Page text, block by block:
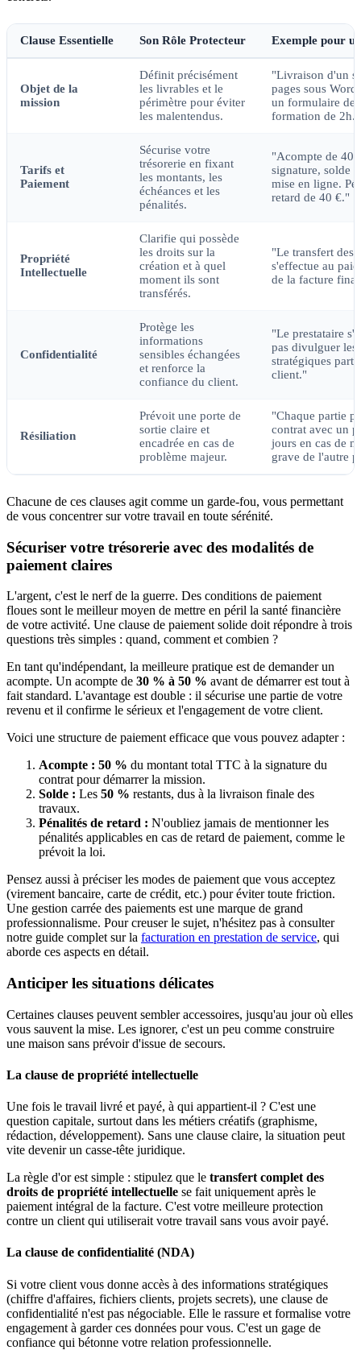
Clause Essentielle Son Rôle Protecteur Exemple pour
Objet de la
mission
Définit précisément
les livrables et le
périmètre pour éviter
les malentendus.
"Livraison d'un
pages sous
un formulaire de
formation de 2h."
Tarifs et
Paiement
Sécurise votre
trésorerie en fixant
les montants, les
échéances et les
pénalités.
"Acompte de
signature, solde
mise en ligne.
retard de 40 €."
Propriété
Intellectuelle
Clarifie qui possède
les droits sur la
création et à quel
moment ils sont
transférés.
"Le transfert des
s'effectue au
de la facture
Confidentialité
Protège les
informations
sensibles échangées
et renforce la
confiance du client.
"Le prestataire
pas divulguer
stratégiques
client."
Résiliation
Prévoit une porte de
sortie claire et
encadrée en cas de
problème majeur.
"Chaque partie
contrat avec un
jours en cas de
grave de l'autre
Chacune de ces clauses agit comme un garde-fou, vous permettant
de vous concentrer sur votre travail en toute sérénité.
Sécuriser votre trésorerie avec des modalités de
paiement claires
L'argent, c'est le nerf de la guerre. Des conditions de paiement
floues sont le meilleur moyen de mettre en péril la santé financière
de votre activité. Une clause de paiement solide doit répondre à trois
questions très simples : quand, comment et combien ?
En tant qu'indépendant, la meilleure pratique est de demander un
acompte. Un acompte de 30 % à 50 % avant de démarrer est tout à
fait standard. L'avantage est double : il sécurise une partie de votre
revenu et il confirme le sérieux et l'engagement de votre client.
Voici une structure de paiement efficace que vous pouvez adapter :
Acompte : 50 % du montant total TTC à la signature du
contrat pour démarrer la mission.
Solde : Les 50 % restants, dus à la livraison finale des
travaux.
Pénalités de retard : N'oubliez jamais de mentionner les
pénalités applicables en cas de retard de paiement, comme le
prévoit la loi.
Pensez aussi à préciser les modes de paiement que vous acceptez
(virement bancaire, carte de crédit, etc.) pour éviter toute friction.
Une gestion carrée des paiements est une marque de grand
professionnalisme. Pour creuser le sujet, n'hésitez pas à consulter
notre guide complet sur la facturation en prestation de service, qui
aborde ces aspects en détail.
Anticiper les situations délicates
Certaines clauses peuvent sembler accessoires, jusqu'au jour où elles
vous sauvent la mise. Les ignorer, c'est un peu comme construire
une maison sans prévoir d'issue de secours.
La clause de propriété intellectuelle
Une fois le travail livré et payé, à qui appartient-il ? C'est une
question capitale, surtout dans les métiers créatifs (graphisme,
rédaction, développement). Sans une clause claire, la situation peut
vite devenir un casse-tête juridique.
La règle d'or est simple : stipulez que le transfert complet des
droits de propriété intellectuelle se fait uniquement après le
paiement intégral de la facture. C'est votre meilleure protection
contre un client qui utiliserait votre travail sans vous avoir payé.
La clause de confidentialité (NDA)
Si votre client vous donne accès à des informations stratégiques
(chiffre d'affaires, fichiers clients, projets secrets), une clause de
confidentialité n'est pas négociable. Elle le rassure et formalise votre
engagement à garder ces données pour vous. C'est un gage de
confiance qui bétonne votre relation professionnelle.